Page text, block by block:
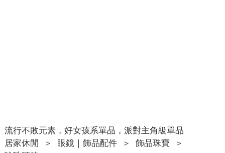
流行不敗元素，好女孩系單品，派對主角級單品
居家休閒
＞ 眼鏡｜飾品配件 ＞ 飾品珠寶
＞